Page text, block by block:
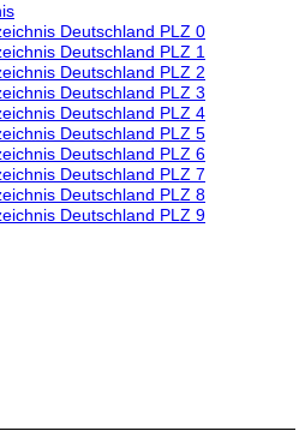
Deutschland PLZ 0
Deutschland PLZ 1
Deutschland PLZ 2
Deutschland PLZ 3
Deutschland PLZ 4
Deutschland PLZ 5
Deutschland PLZ 6
Deutschland PLZ 7
Deutschland PLZ 8
Deutschland PLZ 9